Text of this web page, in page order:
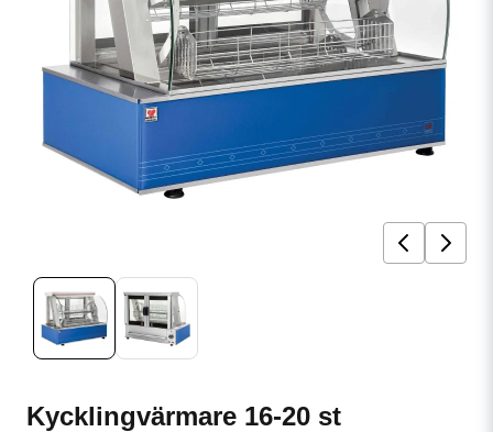
Kycklingvärmare 16-20 st